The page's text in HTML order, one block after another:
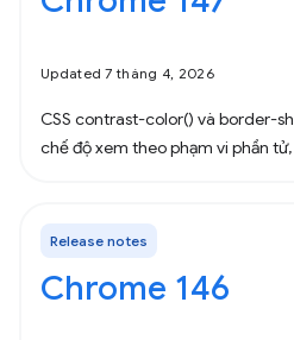
Updated 7 tháng 4, 2026
CSS contrast-color() và border-
chế độ xem theo phạm vi phần tử,
Release notes
Chrome 146